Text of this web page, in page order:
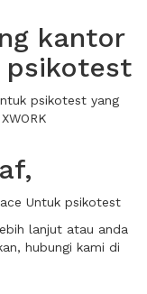
kantor
psikotest
psikotest yang
Untuk psikotest
lanjut atau anda
hubungi kami di